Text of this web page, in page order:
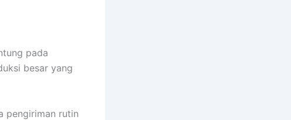
pada
besar yang
pengiriman rutin